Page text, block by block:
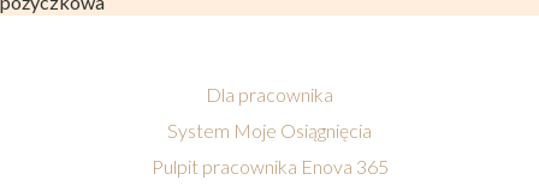
Dla pracownika
System Moje Osiągnięcia
Pulpit pracownika Enova 365